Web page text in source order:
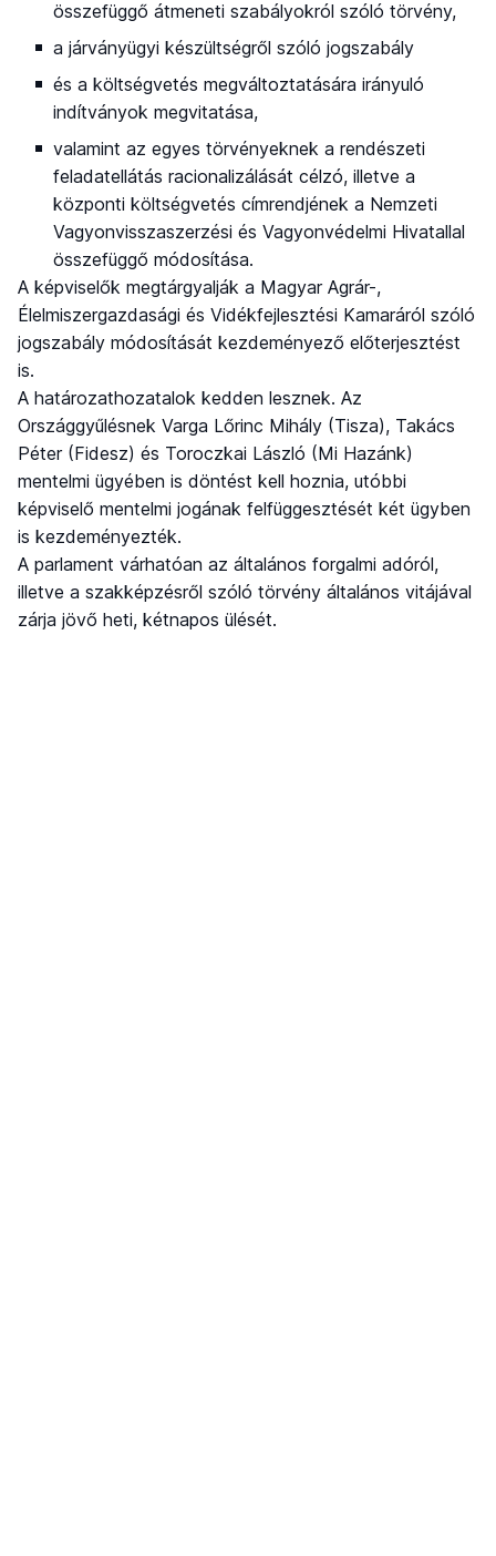
összefüggő átmeneti szabályokról szóló törvény,
a járványügyi készültségről szóló jogszabály
és a költségvetés megváltoztatására irányuló
indítványok megvitatása,
valamint az egyes törvényeknek a rendészeti
feladatellátás racionalizálását célzó, illetve a
központi költségvetés címrendjének a Nemzeti
Vagyonvisszaszerzési és Vagyonvédelmi Hivatallal
összefüggő módosítása.
A képviselők megtárgyalják a Magyar Agrár-,
Élelmiszergazdasági és Vidékfejlesztési Kamaráról szóló
jogszabály módosítását kezdeményező előterjesztést
is.
A határozathozatalok kedden lesznek. Az
Országgyűlésnek Varga Lőrinc Mihály (Tisza), Takács
Péter (Fidesz) és Toroczkai László (Mi Hazánk)
mentelmi ügyében is döntést kell hoznia, utóbbi
képviselő mentelmi jogának felfüggesztését két ügyben
is kezdeményezték.
A parlament várhatóan az általános forgalmi adóról,
illetve a szakképzésről szóló törvény általános vitájával
zárja jövő heti, kétnapos ülését.